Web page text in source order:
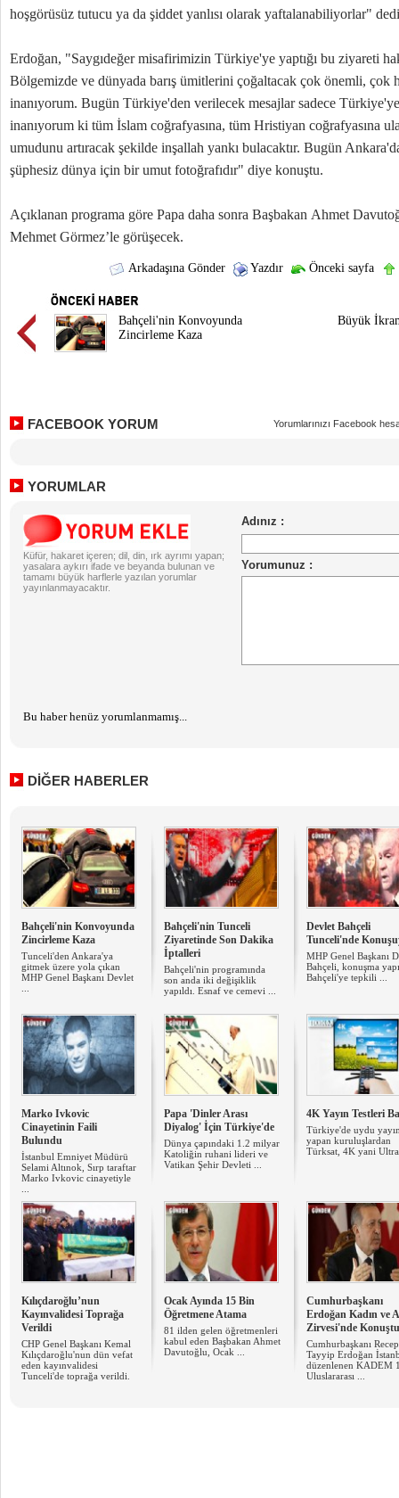
hoşgörüsüz tutucu ya da şiddet yanlısı olarak yaftalanabiliyorlar"
Erdoğan, "Saygıdeğer misafirimizin Türkiye'ye yaptığı bu ziyareti
Bölgemizde ve dünyada barış ümitlerini çoğaltacak çok önemli, çok
inanıyorum. Bugün Türkiye'den verilecek mesajlar sadece
inanıyorum ki tüm İslam coğrafyasına, tüm Hristiyan coğrafyasına
umudunu artıracak şekilde inşallah yankı bulacaktır. Bugün
şüphesiz dünya için bir umut fotoğrafıdır" diye konuştu.
Açıklanan programa göre Papa daha sonra Başbakan Ahmet
Mehmet Görmez’le görüşecek.
Arkadaşına Gönder Yazdır Önceki sayfa
Bahçeli'nin Konvoyunda
Zincirleme Kaza
Büyük
FACEBOOK YORUM Yorumlarınızı Facebook
YORUMLAR
Küfür, hakaret içeren; dil, din, ırk ayrımı yapan;
yasalara aykırı ifade ve beyanda bulunan ve
tamamı büyük harflerle yazılan yorumlar
yayınlanmayacaktır.
Bu haber henüz yorumlanmamış...
DİĞER HABERLER
Bahçeli'nin Konvoyunda
Zincirleme Kaza
Tunceli'den Ankara'ya
gitmek üzere yola çıkan
MHP Genel Başkanı Devlet
Bahçeli'nin Tunceli
Ziyaretinde Son Dakika
İptalleri
Bahçeli'nin programında
son anda iki değişiklik
yapıldı. Esnaf ve cemevi ...
Devlet Bahçeli
Tunceli'nde
MHP Genel Başkanı
Bahçeli, konuşma
Bahçeli'ye tepkili ...
Marko Ivkovic
Cinayetinin Faili
Bulundu
İstanbul Emniyet Müdürü
Selami Altınok, Sırp taraftar
Marko Ivkovic cinayetiyle
Papa 'Dinler Arası
Diyalog' İçin Türkiye'de
Dünya çapındaki 1.2 milyar
Katoliğin ruhani lideri ve
Vatikan Şehir Devleti ...
4K Yayın Testleri
Türkiye'de uydu
yapan kuruluşlardan
Türksat, 4K yani
Kılıçdaroğlu’nun
Kayınvalidesi Toprağa
Verildi
CHP Genel Başkanı Kemal
Kılıçdaroğlu'nun dün vefat
eden kayınvalidesi
Tunceli'de toprağa verildi.
Ocak Ayında 15 Bin
Öğretmene Atama
81 ilden gelen öğretmenleri
kabul eden Başbakan Ahmet
Davutoğlu, Ocak ...
Cumhurbaşkanı
Erdoğan Kadın ve
Zirvesi'nde Konuştu
Cumhurbaşkanı Recep
Tayyip Erdoğan
düzenlenen KADEM
Uluslararası ...